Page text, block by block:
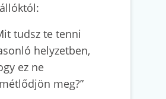
tudsz te tenni
helyzetben,
ez ne
meg?”